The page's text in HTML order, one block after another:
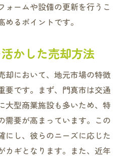
ォームや設備の更新を行うこ
るポイントです。
かした売却方法
却において、地元市場の特徴
要です。まず、門真市は交通
大型商業施設も多いため、特
需要が高まっています。この
にし、彼らのニーズに応じた
カギとなります。また、近年